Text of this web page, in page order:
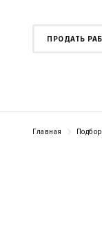
ПРОДАТЬ
Главная